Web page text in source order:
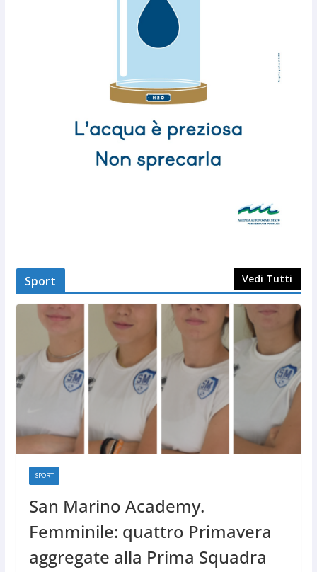
Sport Vedi Tutti
SPORT
San Marino Academy.
Femminile: quattro Primavera
aggregate alla Prima Squadra